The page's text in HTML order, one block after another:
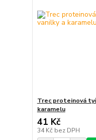
Trec proteinová
karamelu
41 Kč
34 Kč bez DPH